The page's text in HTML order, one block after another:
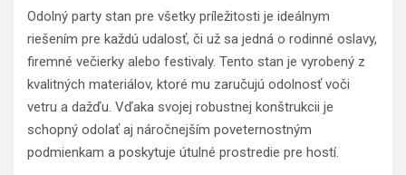
Odolný party stan pre všetky príležitosti je ideálnym
riešením pre každú udalosť, či už sa jedná o rodinné oslavy,
firemné večierky alebo festivaly. Tento stan je vyrobený z
kvalitných materiálov, ktoré mu zaručujú odolnosť voči
vetru a dažďu. Vďaka svojej robustnej konštrukcii je
schopný odolať aj náročnejším poveternostným
podmienkam a poskytuje útulné prostredie pre hostí.